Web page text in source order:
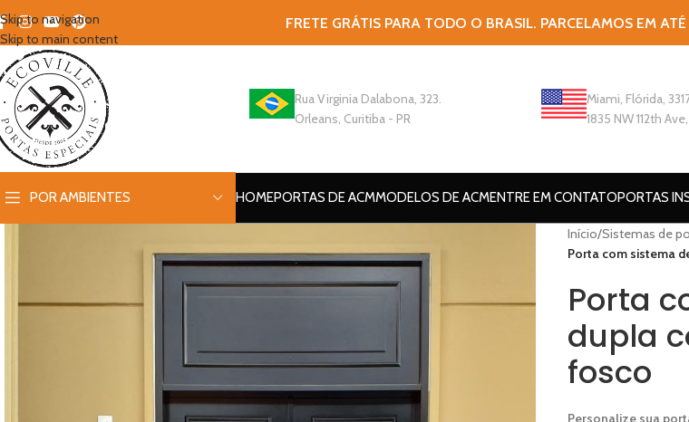
Skip to navigation
Skip to main content
FRETE GRÁTIS PARA TODO O BRASIL. PARCELAMOS EM
Rua Virginia Dalabona, 323.
Orleans, Curitiba - PR
Miami, Flórida,
1835 NW 112th
POR AMBIENTES HOMEPORTAS DE ACMMODELOS DE ACMENTRE EM CONTATOPORTAS
Início/Sistemas de
Porta com sistema
Porta
dupla
fosco
Personalize sua